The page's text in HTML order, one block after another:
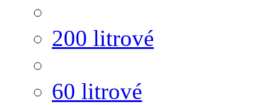
200 litrové
60 litrové